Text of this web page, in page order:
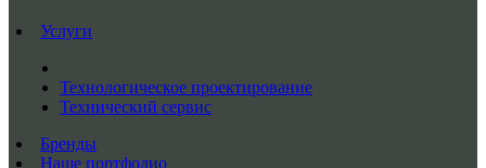
Услуги
Технологическое проектирование
Технический сервис
Бренды
Наше портфолио